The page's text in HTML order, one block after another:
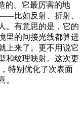
的。它最厉害的地
射、折射、
有意思的是，它的
境里的间接光线都算进
来了。更不用说它
纹理映射。这次更
，特别优化了次表面
。